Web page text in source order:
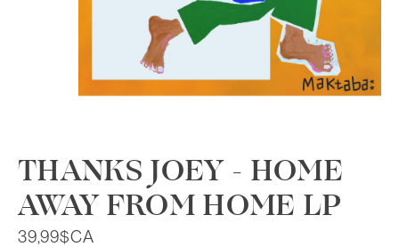
THANKS JOEY - HOME
AWAY FROM HOME LP
39,99$CA